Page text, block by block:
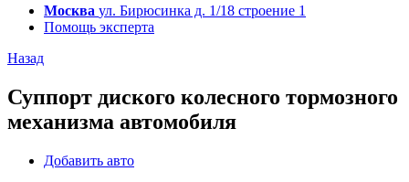
Москва ул. Бирюсинка д. 1/18 строение 1
Помощь эксперта
Назад
Суппорт диского колесного тормозного
механизма автомобиля
Добавить авто